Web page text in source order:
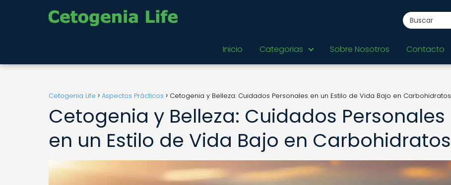
Inicio Categorias Sobre Nosotros Contacto
Cetogenia Life Aspectos Prácticos Cetogenia y Belleza: Cuidados Personales en un Estilo de Vida Bajo en Carbohidratos
Cetogenia y Belleza: Cuidados Personales
en un Estilo de Vida Bajo en Carbohidratos